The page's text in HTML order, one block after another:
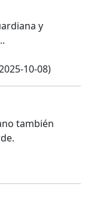
y
10-08)
también